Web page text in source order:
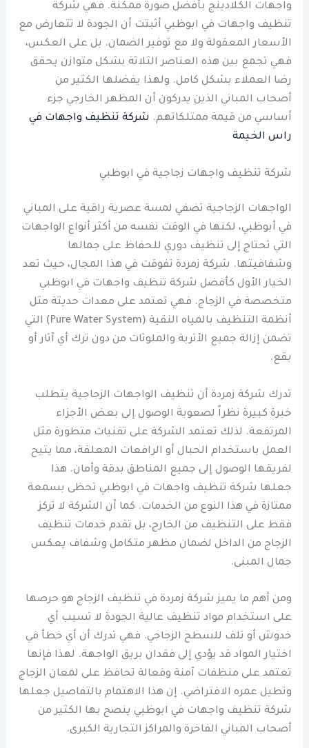
واجهات الكلادينج بأفضل صورة ممكنة. فهي شركة
تنظيف واجهات في ابوظبي أثبتت أن الجودة لا تتعارض مع
الأسعار المعقولة ولا مع توفير الضمان. بل على العكس،
فهي تجمع بين هذه العناصر الثلاثة بشكل متوازن يحقق
رضا العملاء بشكل كامل. ولهذا يفضلها الكثير من
أصحاب المباني الذين يدركون أن المظهر الخارجي جزء
أساسي من قيمة ممتلكاتهم. شركة تنظيف واجهات في
راس الخيمة
شركة تنظيف واجهات زجاجية في ابوظبي
الواجهات الزجاجية تضفي لمسة عصرية راقية على المباني
في أبوظبي، لكنها في الوقت نفسه من أكثر أنواع الواجهات
التي تحتاج إلى تنظيف دوري للحفاظ على جمالها
وشفافيتها. شركة زمردة تفوقت في هذا المجال، حيث تعد
الخيار الأول كأفضل شركة تنظيف واجهات في ابوظبي
متخصصة في الزجاج. فهي تعتمد على معدات حديثة مثل
أنظمة التنظيف بالمياه النقية (Pure Water System) التي
تضمن إزالة جميع الأتربة والملوثات من دون ترك أي آثار أو
بقع.
تدرك شركة زمردة أن تنظيف الواجهات الزجاجية يتطلب
خبرة كبيرة نظراً لصعوبة الوصول إلى بعض الأجزاء
المرتفعة. لذلك تعتمد الشركة على تقنيات متطورة مثل
العمل باستخدام الحبال أو الرافعات المعلقة، مما يتيح
لفريقها الوصول إلى جميع المناطق بدقة وأمان. هذا
جعلها شركة تنظيف واجهات في ابوظبي تحظى بسمعة
ممتازة في هذا النوع من الخدمات. كما أن الشركة لا تركز
فقط على التنظيف من الخارج، بل تقدم خدمات تنظيف
الزجاج من الداخل لضمان مظهر متكامل وشفاف يعكس
جمال المبنى.
ومن أهم ما يميز شركة زمردة في تنظيف الزجاج هو حرصها
على استخدام مواد تنظيف عالية الجودة لا تسبب أي
خدوش أو تلف للسطح الزجاجي. فهي تدرك أن أي خطأ في
اختيار المواد قد يؤدي إلى فقدان بريق الواجهة. لهذا فإنها
تعتمد على منظفات آمنة وفعالة تحافظ على لمعان الزجاج
وتطيل عمره الافتراضي. إن هذا الاهتمام بالتفاصيل جعلها
شركة تنظيف واجهات في ابوظبي ينصح بها الكثير من
أصحاب المباني الفاخرة والمراكز التجارية الكبرى.